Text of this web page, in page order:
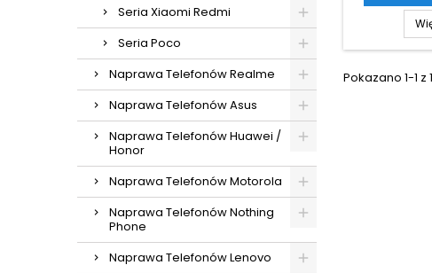
Seria Xiaomi Redmi
Seria Poco
Naprawa Telefonów Realme
Naprawa Telefonów Asus
Naprawa Telefonów Huawei /
Honor
Naprawa Telefonów Motorola
Naprawa Telefonów Nothing
Phone
Naprawa Telefonów Lenovo
Pokazano 1-1 z